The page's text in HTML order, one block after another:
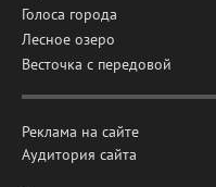
Голоса города
Лесное озеро
Весточка с передовой
Реклама на сайте
Аудитория сайта